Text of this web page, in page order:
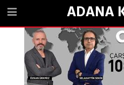
ADANA